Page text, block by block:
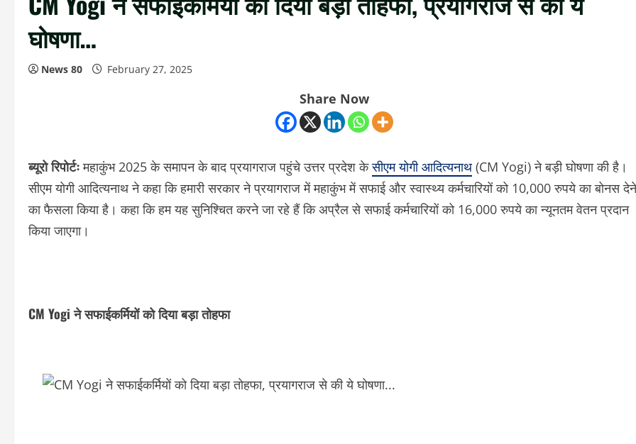
घोषणा…
News 80 February 27, 2025
Share Now
ब्यूरो रिपोर्टःमहाकुंभ 2025 के समापन के बाद प्रयागराज पहुंचे उत्तर प्रदेश केसीएम योगी आदित्यनाथ (CM Yogi) ने बड़ी घोषणा की है।
सीएम योगी आदित्यनाथ ने कहा कि हमारी सरकार ने प्रयागराज में महाकुंभ में सफाई और स्वास्थ्य कर्मचारियों को 10,000 रुपये का बोनस देने
का फैसला किया है। कहा कि हम यह सुनिश्चित करने जा रहे हैं कि अप्रैल से सफाई कर्मचारियों को 16,000 रुपये का न्यूनतम वेतन प्रदान
किया जाएगा।
CM Yogi ने सफाईकर्मियों को दिया बड़ा तोहफा